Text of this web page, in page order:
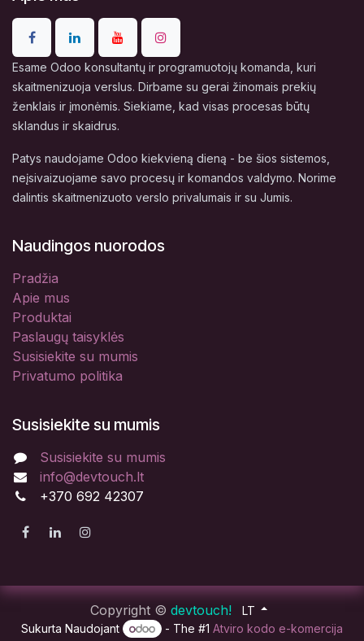
Esame Odoo konsultantų ir programuotojų komanda, kuri
skaitmenizuoja verslus. Dirbame su gerai žinomais prekių
ženklais ir įmonėmis. Siekiame, kad visas procesas būtų
sklandus ir skaidrus.
Patys naudojame Odoo kiekvieną dieną - be šios sistemos,
neįsivaizuojame savo procesų ir komandos valdymo. Norime
dalintis skaitmenizuoto verslo privalumais ir su Jumis.
Naudingos nuorodos
Pradžia
Apie mus
Produktai
Paslaugų taisyklės
Susisiekite su mumis
Privatumo politika
Susisiekite su mumis
Susisiekite su mumis
info@devtouch.lt
+370 692 42307
Copyright © devtouch!
LT
Sukurta Naudojant
- The #1Atviro kodo e-komercija